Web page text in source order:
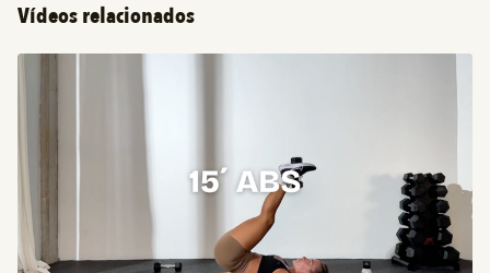
Vídeos relacionados